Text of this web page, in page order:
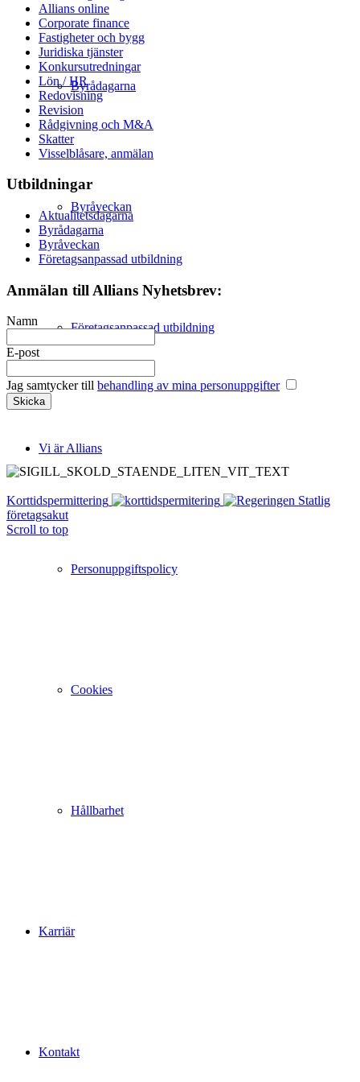
Byrådagarna
Byråveckan
Företagsanpassad utbildning
Vi är Allians
Personuppgiftspolicy
Cookies
Hållbarhet
Karriär
Kontakt
Allians online
Corporate finance
Fastigheter och bygg
Juridiska tjänster
Konkursutredningar
Lön / HR
Redovisning
Revision
Rådgivning och M&A
Skatter
Visselblåsare, anmälan
Utbildningar
Aktualitetsdagarna
Byrådagarna
Byråveckan
Företagsanpassad utbildning
Anmälan till Allians Nyhetsbrev:
Namn
E-post
Jag samtycker till behandling av mina personuppgifter
Korttidspermittering
Statlig
företagsakut
Scroll to top